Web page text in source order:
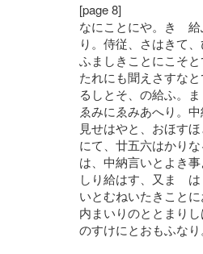
[page 8]
なにことにや。きゝ
り。侍従、さはきて
ふましきことにこそ
たれにも聞えさすな
るしとそ、の給ふ。
ゑみにゑみあへり。
見せはやと、おほす
にて、廿五六はかり
は、中納言いとよき
しり給はす、又まゝ
いとむねいたきこと
内まいりのととまり
のすけにとおもふな